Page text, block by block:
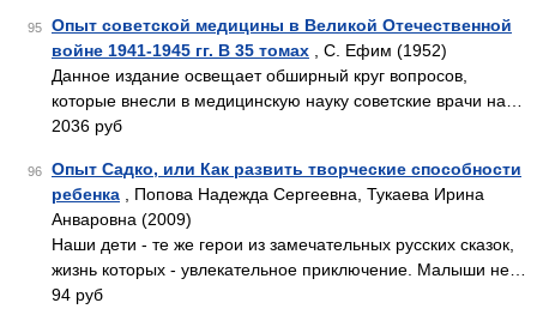
95
Опыт советской медицины в Великой Отечественной
войне 1941-1945 гг. В 35 томах , С. Ефим (1952)
Данное издание освещает обширный круг вопросов,
которые внесли в медицинскую науку советские врачи на…
2036 руб
96
Опыт Садко, или Как развить творческие способности
ребенка , Попова Надежда Сергеевна, Тукаева Ирина
Анваровна (2009)
Наши дети - те же герои из замечательных русских сказок,
жизнь которых - увлекательное приключение. Малыши не…
94 руб